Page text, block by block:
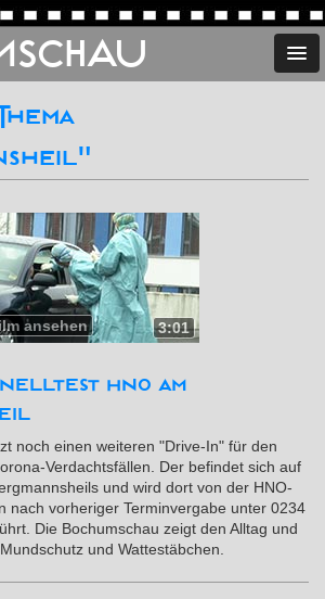
3:01
ansehen
hno am
noch einen weiteren "Drive-In" für den
Verdachtsfällen. Der befindet sich auf
und wird dort von der HNO-
nach vorheriger Terminvergabe unter 0234
Die Bochumschau zeigt den Alltag und
und Wattestäbchen.